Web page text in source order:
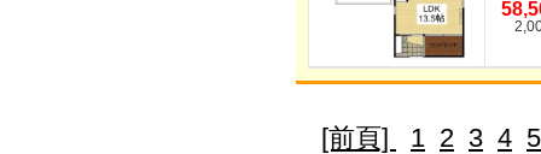
[前頁] 1 2 3 4 5